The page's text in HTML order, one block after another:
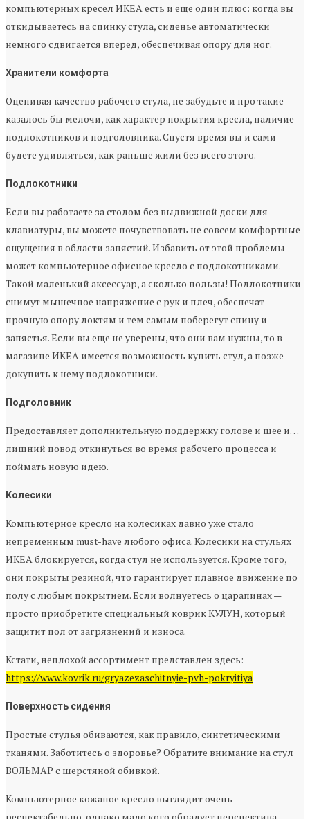
компьютерных кресел ИКЕА есть и еще один плюс: когда вы
откидываетесь на спинку стула, сиденье автоматически
немного сдвигается вперед, обеспечивая опору для ног.
Хранители комфорта
Оценивая качество рабочего стула, не забудьте и про такие
казалось бы мелочи, как характер покрытия кресла, наличие
подлокотников и подголовника. Спустя время вы и сами
будете удивляться, как раньше жили без всего этого.
Подлокотники
Если вы работаете за столом без выдвижной доски для
клавиатуры, вы можете почувствовать не совсем комфортные
ощущения в области запястий. Избавить от этой проблемы
может компьютерное офисное кресло с подлокотниками.
Такой маленький аксессуар, а сколько пользы! Подлокотники
снимут мышечное напряжение с рук и плеч, обеспечат
прочную опору локтям и тем самым поберегут спину и
запястья. Если вы еще не уверены, что они вам нужны, то в
магазине ИКЕА имеется возможность купить стул, а позже
докупить к нему подлокотники.
Подголовник
Предоставляет дополнительную поддержку голове и шее и…
лишний повод откинуться во время рабочего процесса и
поймать новую идею.
Колесики
Компьютерное кресло на колесиках давно уже стало
непременным must-have любого офиса. Колесики на стульях
ИКЕА блокируется, когда стул не используется. Кроме того,
они покрыты резиной, что гарантирует плавное движение по
полу с любым покрытием. Если волнуетесь о царапинах —
просто приобретите специальный коврик КУЛУН, который
защитит пол от загрязнений и износа.
Кстати, неплохой ассортимент представлен здесь:
https://www.kovrik.ru/gryazezaschitnyie-pvh-pokryitiya
Поверхность сидения
Простые стулья обиваются, как правило, синтетическими
тканями. Заботитесь о здоровье? Обратите внимание на стул
ВОЛЬМАР с шерстяной обивкой.
Компьютерное кожаное кресло выглядит очень